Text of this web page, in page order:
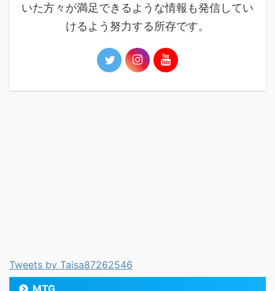
いた方々が満足できるような情報も発信してい
けるよう努力する所存です。
Tweets by Taisa87262546
MTG